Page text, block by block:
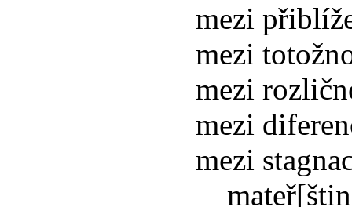
mezi
mezi
mezi
mezi
mezi